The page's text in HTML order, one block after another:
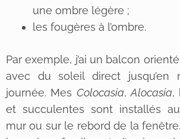
une ombre légère ;
les fougères à l’ombre.
Par exemple, j’ai un balcon
avec du soleil direct jusqu’en
journée. Mes Colocasia,Alocasia,
et succulentes sont installés
mur ou sur le rebord de la